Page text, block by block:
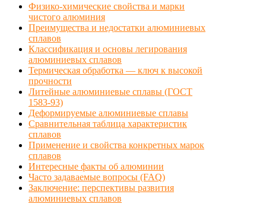
Физико-химические свойства и марки
чистого алюминия
Преимущества и недостатки алюминиевых
сплавов
Классификация и основы легирования
алюминиевых сплавов
Термическая обработка — ключ к высокой
прочности
Литейные алюминиевые сплавы (ГОСТ
1583-93)
Деформируемые алюминиевые сплавы
Сравнительная таблица характеристик
сплавов
Применение и свойства конкретных марок
сплавов
Интересные факты об алюминии
Часто задаваемые вопросы (FAQ)
Заключение: перспективы развития
алюминиевых сплавов